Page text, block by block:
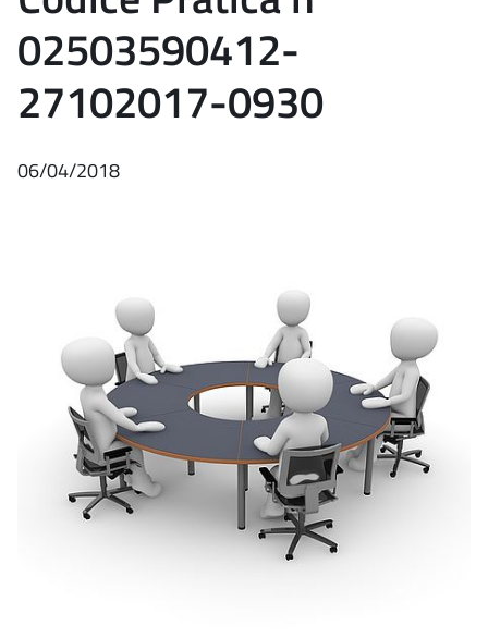
02503590412-
27102017-0930
06/04/2018